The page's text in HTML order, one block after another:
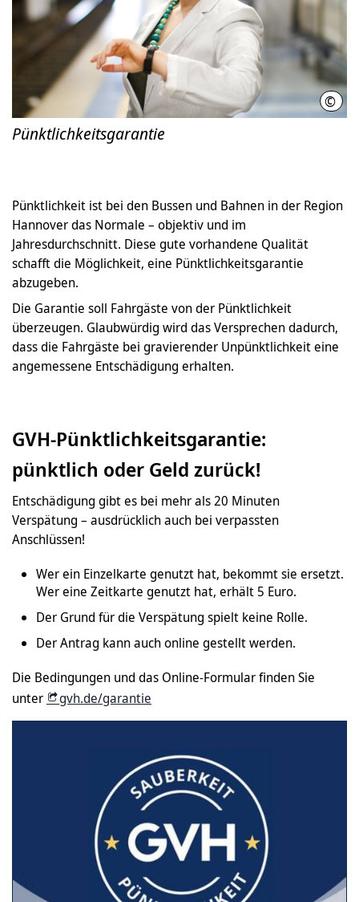
©
Pünktlichkeitsgarantie
Pünktlichkeit ist bei den Bussen und Bahnen in der Region
Hannover das Normale – objektiv und im
Jahresdurchschnitt. Diese gute vorhandene Qualität
schafft die Möglichkeit, eine Pünktlichkeitsgarantie
abzugeben.
Die Garantie soll Fahrgäste von der Pünktlichkeit
überzeugen. Glaubwürdig wird das Versprechen dadurch,
dass die Fahrgäste bei gravierender Unpünktlichkeit eine
angemessene Entschädigung erhalten.
GVH-Pünktlichkeitsgarantie:
pünktlich oder Geld zurück!
Entschädigung gibt es bei mehr als 20 Minuten
Verspätung – ausdrücklich auch bei verpassten
Anschlüssen!
Wer ein Einzelkarte genutzt hat, bekommt sie ersetzt.
Wer eine Zeitkarte genutzt hat, erhält 5 Euro.
Der Grund für die Verspätung spielt keine Rolle.
Der Antrag kann auch online gestellt werden.
Die Bedingungen und das Online-Formular finden Sie
unter
gvh.de/garantie